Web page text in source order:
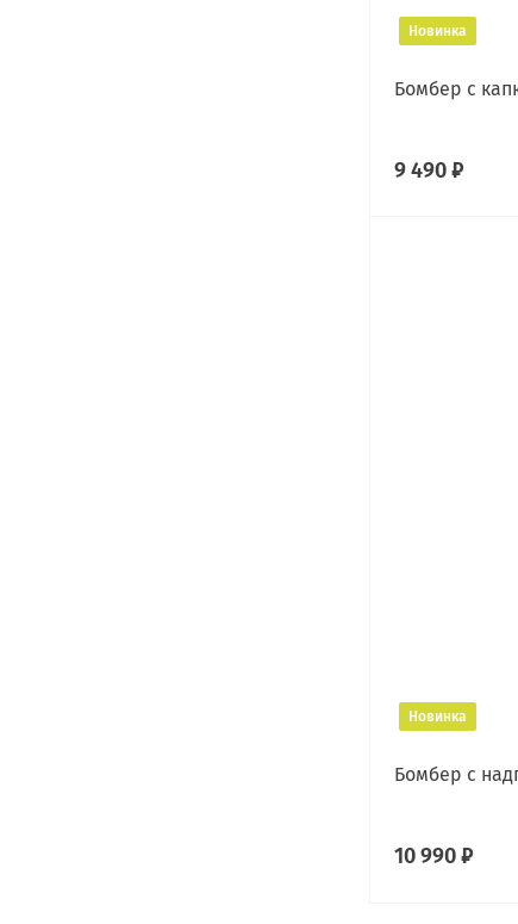
Новинка
Бомбер с
9 490 ₽
Новинка
Бомбер с
10 990 ₽